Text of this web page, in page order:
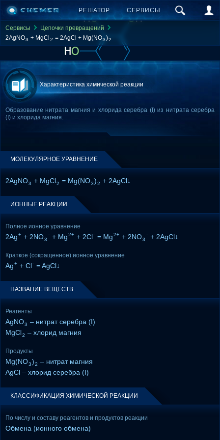
РЕШАТОР СЕРВИСЫ
Сервисы
Цепочки превращений
2AgNO3 + MgCl 2 = 2AgCl + Mg(NO3)2
Характеристика химической реакции
Образование нитрата магния и хлорида серебра (I) из нитрата серебра
(I) и хлорида магния.
МОЛЕКУЛЯРНОЕ УРАВНЕНИЕ
2AgNO3 + MgCl2 = Mg(NO3)2 + 2AgCl↓
ИОННЫЕ РЕАКЦИИ
Полное ионное уравнение
2Ag+ + 2NO3
- + Mg2+ + 2Cl- = Mg2+ + 2NO3
- + 2AgCl↓
Краткое (сокращенное) ионное уравнение
Ag+ + Cl- = AgCl↓
НАЗВАНИЕ ВЕЩЕСТВ
Реагенты
AgNO3 – нитрат серебра (I)
MgCl2 – хлорид магния
Продукты
Mg(NO3)2 – нитрат магния
AgCl – хлорид серебра (I)
КЛАССИФИКАЦИЯ ХИМИЧЕСКОЙ РЕАКЦИИ
По числу и составу реагентов и продуктов реакции
Обмена (ионного обмена)